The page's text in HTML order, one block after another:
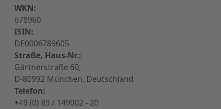
WKN:
678960
ISIN:
DE0006789605
Straße, Haus-Nr.:
Gärtnerstraße 60,
D-80992 München, Deutschland
Telefon:
+49 (0) 89 / 149002 - 20